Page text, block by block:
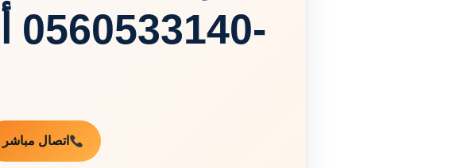
اتصال مباشر